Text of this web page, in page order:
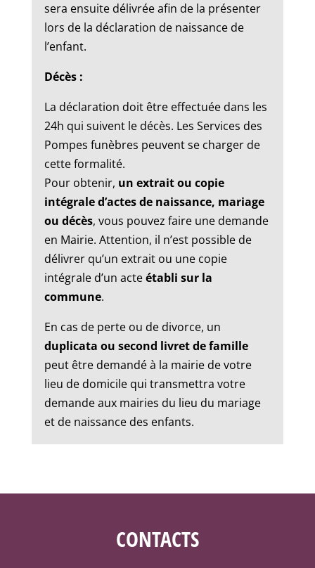
sera ensuite délivrée afin de la présenter
lors de la déclaration de naissance de
l’enfant.
Décès :
La déclaration doit être effectuée dans les
24h qui suivent le décès. Les Services des
Pompes funèbres peuvent se charger de
cette formalité.
Pour obtenir, un extrait ou copie
intégrale d’actes de naissance, mariage
ou décès, vous pouvez faire une demande
en Mairie. Attention, il n’est possible de
délivrer qu’un extrait ou une copie
intégrale d’un acteétabli sur la
commune.
En cas de perte ou de divorce, un
duplicata ou second livret de famille
peut être demandé à la mairie de votre
lieu de domicile qui transmettra votre
demande aux mairies du lieu du mariage
et de naissance des enfants.
CONTACTS